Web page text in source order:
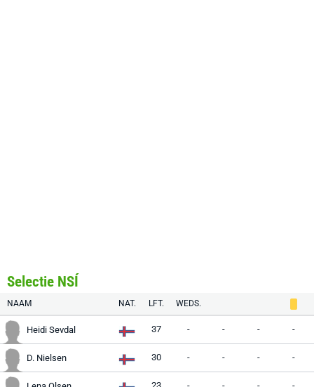
Selectie NSÍ
NAAM NAT. LFT. WEDS.
Heidi Sevdal 37 - - - -
D. Nielsen 30 - - - -